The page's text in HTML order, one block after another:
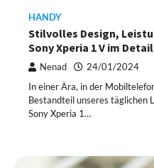
HANDY
Stilvolles Design,
Sony Xperia 1 V im Detail
Nenad 24/01/2024
In einer Ära, in der
Bestandteil unseres täglichen
Sony Xperia 1…